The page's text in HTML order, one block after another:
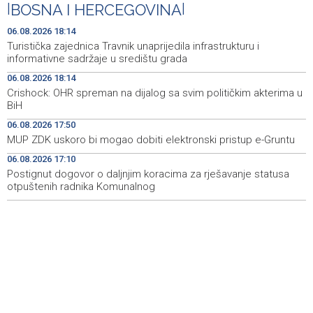
19:55
Drugi Festival bakri okupio mještane i posjetitelje kod
Livna
19:45
Novi Travnik receives first direct EU funding for UNESCO
19:33
Crishock: OHR maintains an open dialogue with all
political stakeholders in BiH
19:32
Velika nagrada Britanije ostaje u MotoGP kalendaru do
2028. godine
19:29
Španska krajnja ljevica i desnica ujedinjene protiv
Maroka kao suorganizatora SP 2030.
BOSNA I HERCEGOVINA
06.08.2026 18:14
Turistička zajednica Travnik unaprijedila infrastrukturu i
informativne sadržaje u središtu grada
06.08.2026 18:14
Crishock: OHR spreman na dijalog sa svim političkim akterima u
BiH
06.08.2026 17:50
MUP ZDK uskoro bi mogao dobiti elektronski pristup e-Gruntu
06.08.2026 17:10
Postignut dogovor o daljnjim koracima za rješavanje statusa
otpuštenih radnika Komunalnog